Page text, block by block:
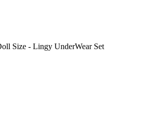
Size - Lingy UnderWear Set